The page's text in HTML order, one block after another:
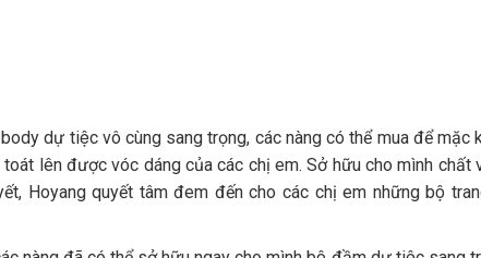
dự tiệc vô cùng sang trọng, các nàng có thể mua để mặc
lên được vóc dáng của các chị em. Sở hữu cho mình chất
Hoyang quyết tâm đem đến cho các chị em những bộ